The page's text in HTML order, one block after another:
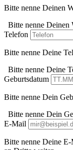
Bitte nenne Deinen
Bitte nenne Deinen
Telefon
Bitte nenne Deine
Bitte nenne Deine
Geburtsdatum
Bitte nenne Dein
Bitte nenne Dein
E-Mail
Bitte nenne Deine